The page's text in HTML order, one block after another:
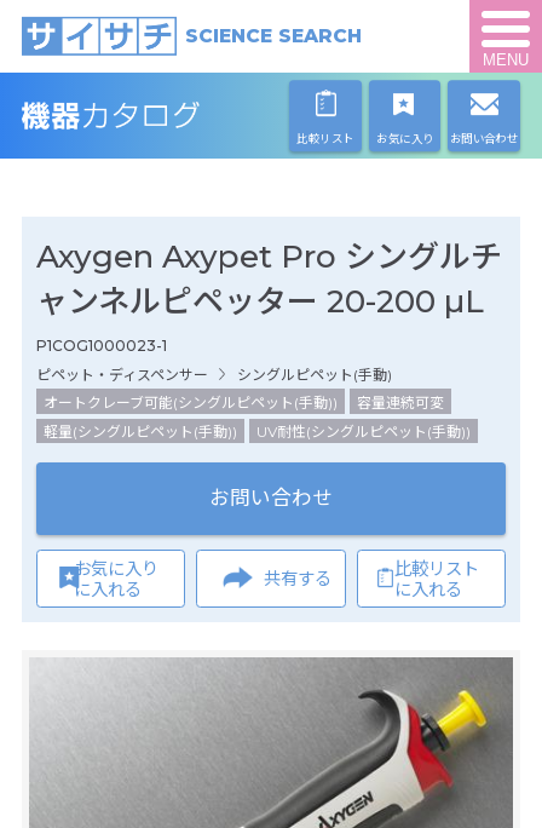
SCIENCE SEARCH
MENU
比較リスト お気に入り お問い合わせ
Axygen Axypet Pro シングルチ
ャンネルピペッター 20-200 µL
P1COG1000023-1
ピペット・ディスペンサー
シングルピペット(手動)
オートクレーブ可能(シングルピペット(手動))
容量連続可変
軽量(シングルピペット(手動))
UV耐性(シングルピペット(手動))
お問い合わせ
お気に入り
に入れる
共有する
比較リスト
に入れる